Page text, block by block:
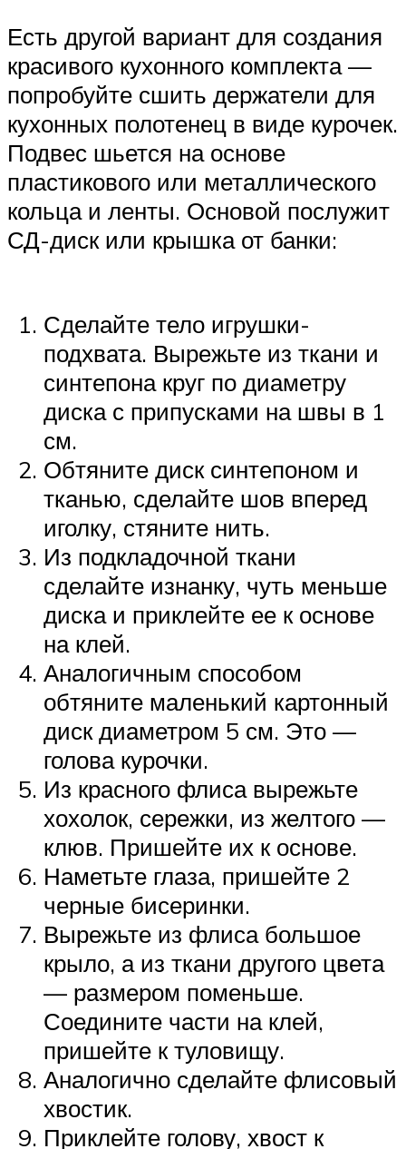
Есть другой вариант для создания
красивого кухонного комплекта —
попробуйте сшить держатели для
кухонных полотенец в виде курочек.
Подвес шьется на основе
пластикового или металлического
кольца и ленты. Основой послужит
СД-диск или крышка от банки:
Сделайте тело игрушки-
подхвата. Вырежьте из ткани и
синтепона круг по диаметру
диска с припусками на швы в 1
см.
Обтяните диск синтепоном и
тканью, сделайте шов вперед
иголку, стяните нить.
Из подкладочной ткани
сделайте изнанку, чуть меньше
диска и приклейте ее к основе
на клей.
Аналогичным способом
обтяните маленький картонный
диск диаметром 5 см. Это —
голова курочки.
Из красного флиса вырежьте
хохолок, сережки, из желтого —
клюв. Пришейте их к основе.
Наметьте глаза, пришейте 2
черные бисеринки.
Вырежьте из флиса большое
крыло, а из ткани другого цвета
— размером поменьше.
Соедините части на клей,
пришейте к туловищу.
Аналогично сделайте флисовый
хвостик.
Приклейте голову, хвост к